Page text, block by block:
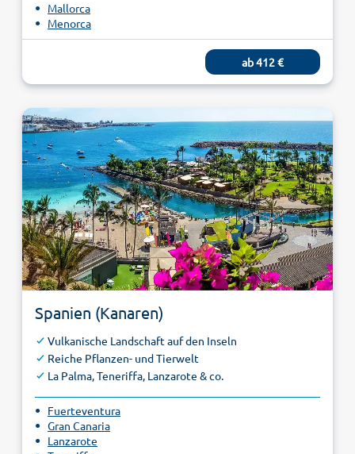
Mallorca
Menorca
ab 412 €
Spanien (Kanaren)
Vulkanische Landschaft auf den Inseln
Reiche Pflanzen- und Tierwelt
La Palma, Teneriffa, Lanzarote & co.
Fuerteventura
Gran Canaria
Lanzarote